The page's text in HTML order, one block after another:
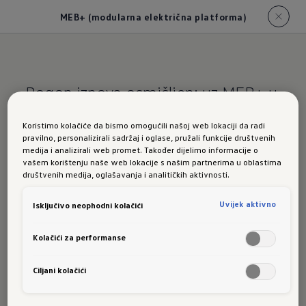
MEB+ (modularna električna platforma)
Pogon iznova osmišljen: uz MEB+ u
ID. Polo: MEB+
(modularna
električna
Koristimo kolačiće da bismo omogućili našoj web lokaciji da radi
pravilno, personalizirali sadržaj i oglase, pružali funkcije društvenih
medija i analizirali web promet. Također dijelimo informacije o
vašem korištenju naše web lokacije s našim partnerima u oblastima
društvenih medija, oglašavanja i analitičkih aktivnosti.
Isključivo neophodni kolačići Uvijek aktivno
Kolačići za performanse
Ciljani kolačići